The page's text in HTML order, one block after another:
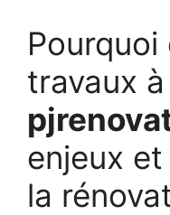
travaux à
enjeux
la